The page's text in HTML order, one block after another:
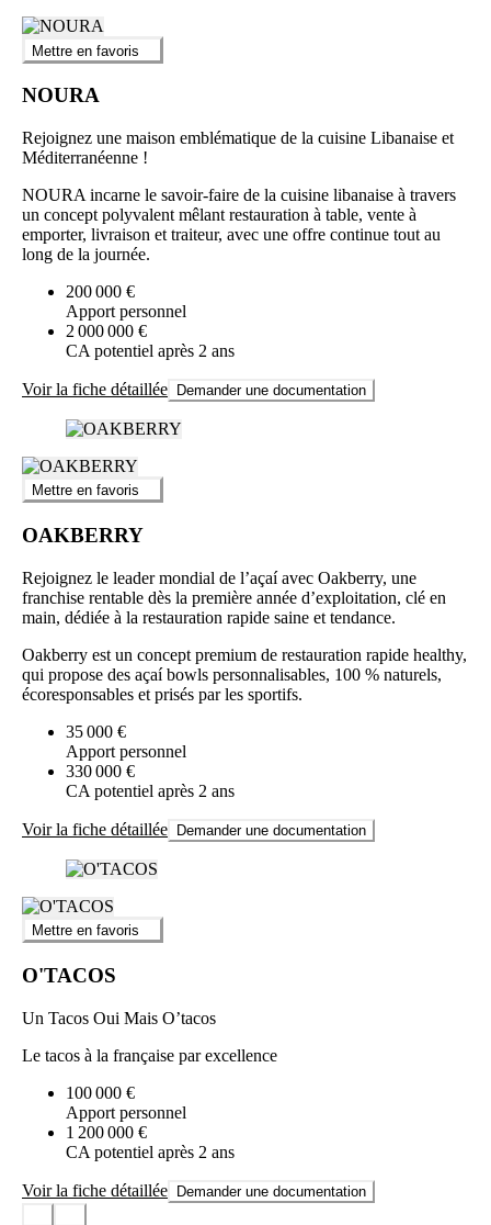
Mettre en favoris
NOURA
Rejoignez une maison emblématique de la cuisine Libanaise et
Méditerranéenne !
NOURA incarne le savoir-faire de la cuisine libanaise à travers
un concept polyvalent mêlant restauration à table, vente à
emporter, livraison et traiteur, avec une offre continue tout au
long de la journée.
200 000 €
Apport personnel
2 000 000 €
CA potentiel après 2 ans
Voir la fiche détaillée Demander une documentation
Mettre en favoris
OAKBERRY
Rejoignez le leader mondial de l’açaí avec Oakberry, une
franchise rentable dès la première année d’exploitation, clé en
main, dédiée à la restauration rapide saine et tendance.
Oakberry est un concept premium de restauration rapide healthy,
qui propose des açaí bowls personnalisables, 100 % naturels,
écoresponsables et prisés par les sportifs.
35 000 €
Apport personnel
330 000 €
CA potentiel après 2 ans
Voir la fiche détaillée Demander une documentation
Mettre en favoris
O'TACOS
Un Tacos Oui Mais O’tacos
Le tacos à la française par excellence
100 000 €
Apport personnel
1 200 000 €
CA potentiel après 2 ans
Voir la fiche détaillée Demander une documentation